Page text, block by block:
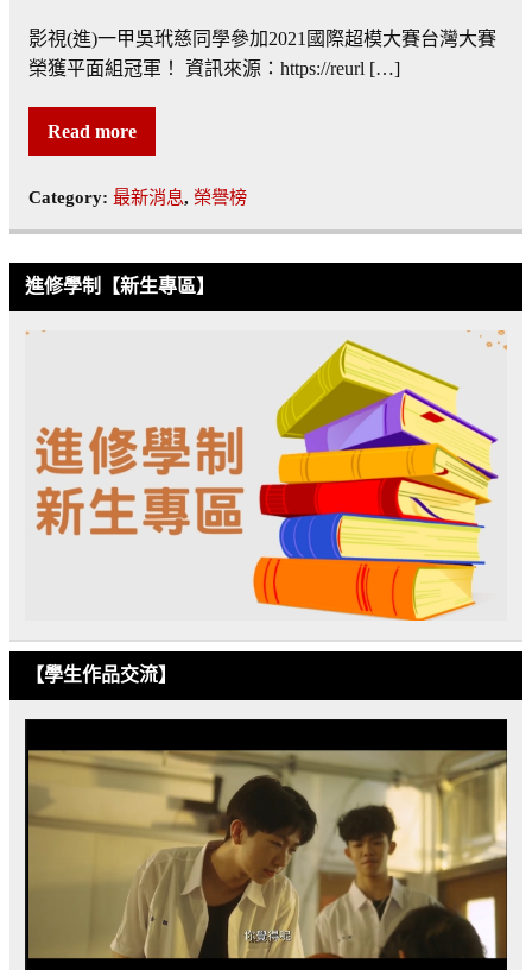
影視(進)一甲吳玳慈同學參加2021國際超模大賽台灣大賽
榮獲平面組冠軍！ 資訊來源：https://reurl […]
Read more
Category: 最新消息, 榮譽榜
進修學制【新生專區】
【學生作品交流】